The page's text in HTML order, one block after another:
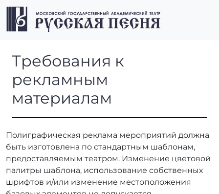
Перейти к содержимому
Перейти к футеру
Требования к рекламным
Требования к
рекламным
материалам
Полиграфическая реклама мероприятий должна
быть изготовлена по стандартным шаблонам,
предоставляемым театром. Изменение цветовой
палитры шаблона, использование собственных
шрифтов и/или изменение местоположения